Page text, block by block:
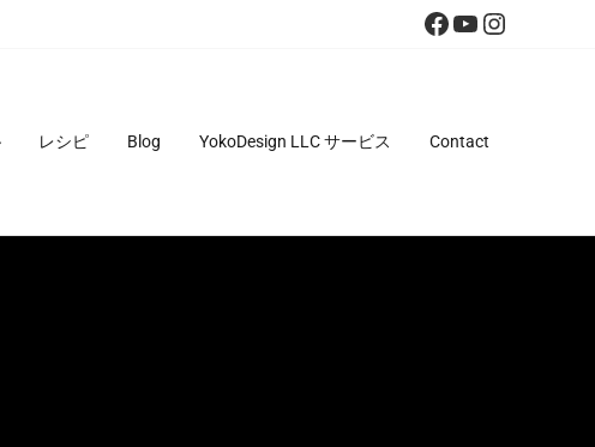
Facebook
YouTube
レシピ Blog YokoDesign LLC サービス Contact